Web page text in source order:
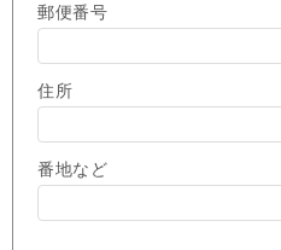
郵便番号
住所
番地など